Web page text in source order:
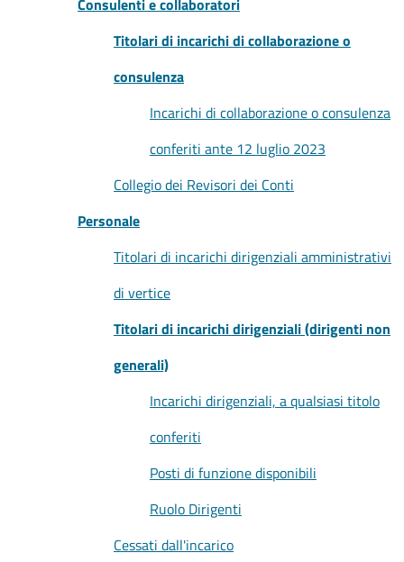
Consulenti e collaboratori
Titolari di incarichi di collaborazione o
consulenza
Incarichi di collaborazione o consulenza
conferiti ante 12 luglio 2023
Collegio dei Revisori dei Conti
Personale
Titolari di incarichi dirigenziali amministrativi
di vertice
Titolari di incarichi dirigenziali (dirigenti non
generali)
Incarichi dirigenziali, a qualsiasi titolo
conferiti
Posti di funzione disponibili
Ruolo Dirigenti
Cessati dall'incarico